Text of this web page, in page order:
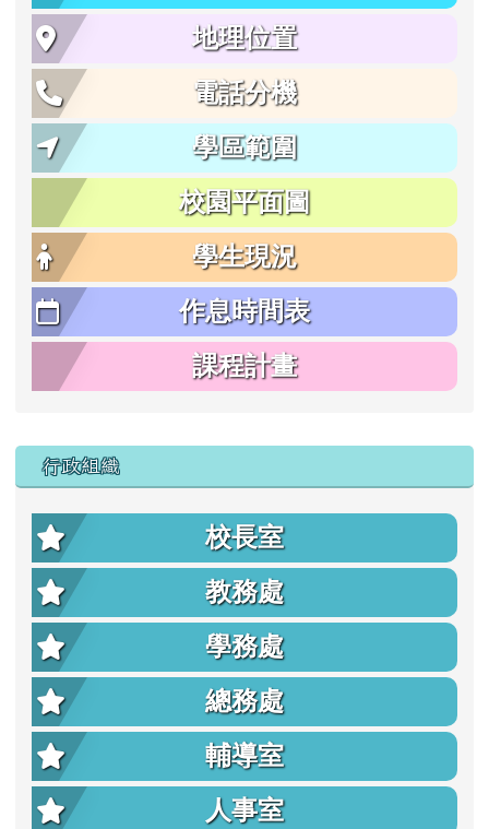
地理位置
電話分機
學區範圍
校園平面圖
學生現況
作息時間表
課程計畫
行政組織
校長室
教務處
學務處
總務處
輔導室
人事室